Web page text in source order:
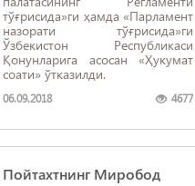
тўғрисида»ги ҳамда «Парламент
назорати тўғрисида»ги
Ўзбекистон Республикаси
Қонунларига асосан «Ҳукумат
соати» ўтказилди.
06.09.2018 4677
Пойтахтнинг Миробод